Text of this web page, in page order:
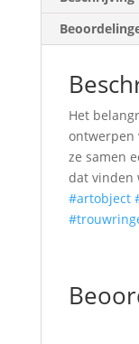
Het
ontwerpen
ze samen
dat vinden
#artobject